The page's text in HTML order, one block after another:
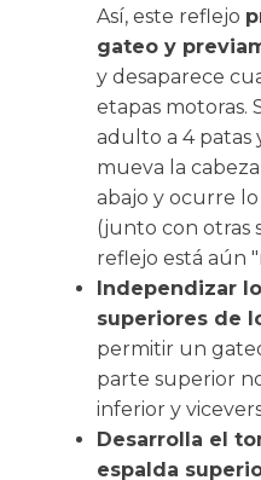
Así, este reflejo
gateo y
y desaparece
etapas motoras.
adulto a 4 patas
mueva la
abajo y ocurre
(junto con otras
reflejo está aún
Independizar
superiores de
permitir un
parte superior
inferior y
Desarrolla el
espalda